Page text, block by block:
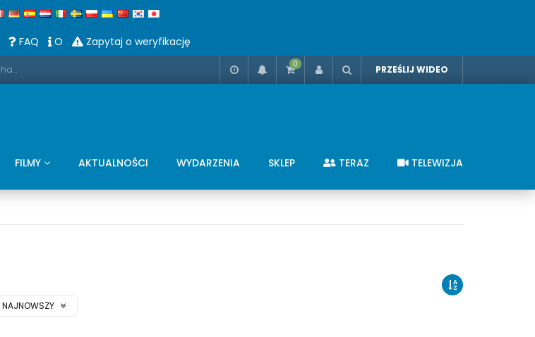
FAQ O Zapytaj o weryfikację
Promo: W te Święta Bożego Narodzenia prezentujemy duet Michaela Bubble'a i saksofonu 0 PRZEŚLIJ WIDEO
FILMY AKTUALNOŚCI WYDARZENIA SKLEP TERAZ TELEWIZJA
NAJNOWSZY